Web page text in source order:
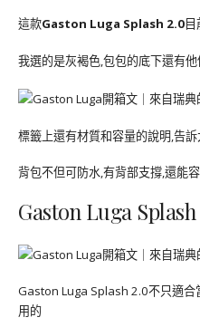
這款Gaston Luga Splash 2.0
我選的是灰褐色,包包的底下還有
標籤上還有材質和容量的說明,告
背包不但可防水,有背部支撐,還能
Gaston Luga
Gaston Luga Splash 2.0不只適合
用的